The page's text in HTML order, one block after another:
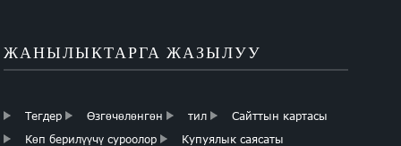
ЖАНЫЛЫКТАРГА ЖАЗЫЛУУ
Тегдер Өзгөчөлөнгөн тил
Сайттын картасы
Көп берилүүчү суроолор
Купуялык саясаты